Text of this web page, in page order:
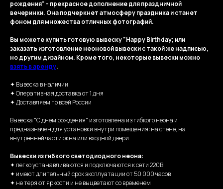
рождения" - прекрасное дополнение для праздничной
вечеринки. Она подчеркнет атмосферу праздника и станет
фоном для множества отличных фотографий.
Вы можете купить готовую вывеску "Happy Birthday; или
заказать изготовление неоновой вывески с такой же надписью,
но другим дизайном. Кроме того, некоторые вывески можно
взять в аренду.
✦ Вывеска в наличии
✦ Оперативная доставка от 1 дня
✦ Доставляем по всей России
Вывеска "С днем рождения" изготовлена из гибкого неона и
предназначен для установки внутри помещения: на стене, на
внутренней части окна или входной двери.
Вывески из гибкого светодиодного неона:
✦ легко устанавливаются и подключаются к сети 220В
✦ имеют длительный срок эксплуатации от 50 000 часов
✦ не теряют яркости и не выцветают со временем